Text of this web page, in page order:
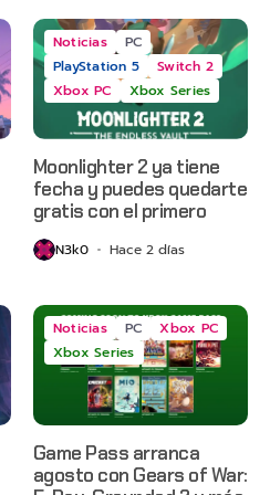
Noticias
PC
PlayStation 5
Switch 2
Xbox PC
Xbox Series
Moonlighter 2 ya tiene
fecha y puedes quedarte
gratis con el primero
N3k0 Hace 2 días
Noticias PC
Xbox PC
Xbox Series
Game Pass arranca
agosto con Gears of War: